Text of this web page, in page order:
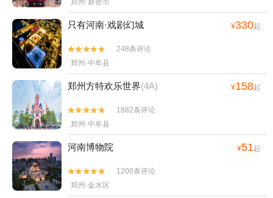
郑州·新密市
只有河南·戏剧幻城 ¥330起


248条评论
郑州·中牟县
郑州方特欢乐世界(4A) ¥158起


1882条评论
郑州·中牟县
河南博物院 ¥51起


1200条评论
郑州·金水区